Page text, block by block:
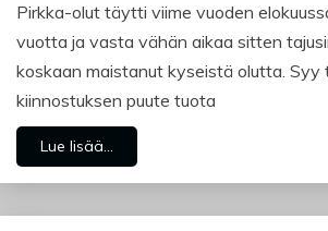
Pirkka-olut täytti viime vuoden
vuotta ja vasta vähän aikaa sitten
koskaan maistanut kyseistä olutta. Syy
kiinnostuksen puute tuota
Lue lisää...